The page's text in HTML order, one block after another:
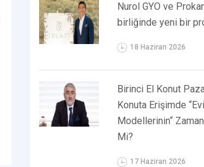
Nurol GYO ve
birliğinde yeni bir
18 Haziran 2026
Birinci El Konut
Konuta Erişimde
Modellerinin“
Mi?
17 Haziran 2026